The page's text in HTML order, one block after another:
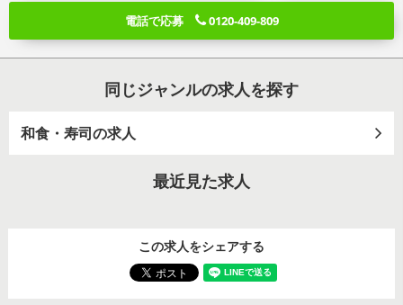
電話で応募 0120-409-809
同じジャンルの求人を探す
和食・寿司の求人
最近見た求人
この求人をシェアする